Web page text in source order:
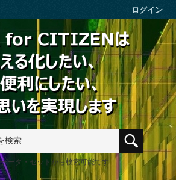
ログイン
ータ・セットから検索可能です